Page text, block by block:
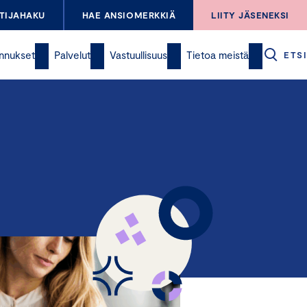
HAE ANSIOMERKKIÄ LIITY JÄSENEKSI
Palvelut Vastuullisuus Tietoa meistä ETSI